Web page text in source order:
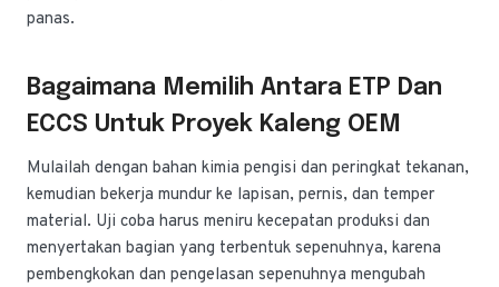
panas.
Bagaimana Memilih Antara ETP Dan
ECCS Untuk Proyek Kaleng OEM
Mulailah dengan bahan kimia pengisi dan peringkat tekanan,
kemudian bekerja mundur ke lapisan, pernis, dan temper
material. Uji coba harus meniru kecepatan produksi dan
menyertakan bagian yang terbentuk sepenuhnya, karena
pembengkokan dan pengelasan sepenuhnya mengubah